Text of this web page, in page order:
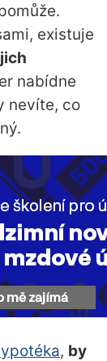
existuje
nabídne
nevíte, co
, by